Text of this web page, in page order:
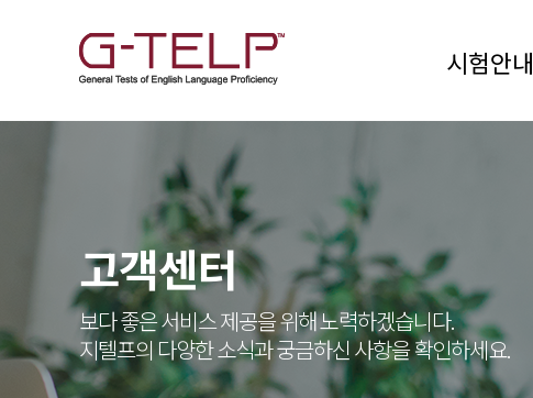
시험안내
고객센터
보다 좋은 서비스 제공을 위해 노력하겠습니다.
지텔프의 다양한 소식과 궁금하신 사항을 확인하세요.